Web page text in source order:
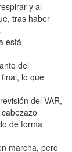
y al
tras haber
está
del
lo que
del VAR,
de forma
marcha, pero